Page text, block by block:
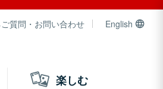
質問・お問い合わせ English
楽しむ